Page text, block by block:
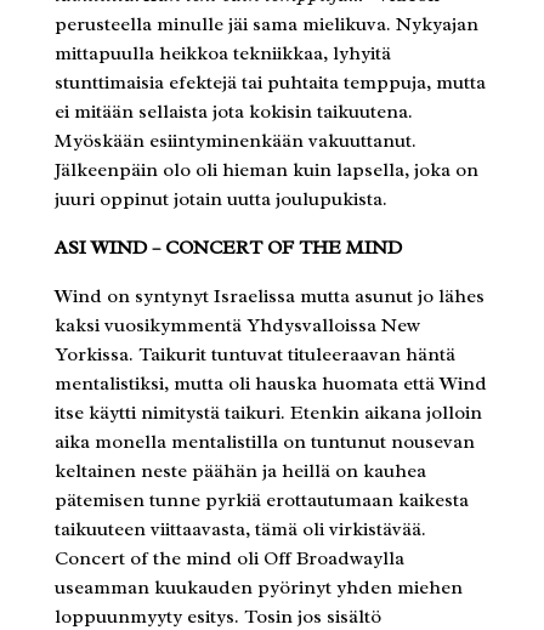
perusteella minulle jäi sama mielikuva. Nykyajan
mittapuulla heikkoa tekniikkaa, lyhyitä
stunttimaisia efektejä tai puhtaita temppuja, mutta
ei mitään sellaista jota kokisin taikuutena.
Myöskään esiintyminenkään vakuuttanut.
Jälkeenpäin olo oli hieman kuin lapsella, joka on
juuri oppinut jotain uutta joulupukista.
ASI WIND – CONCERT OF THE MIND
Wind on syntynyt Israelissa mutta asunut jo lähes
kaksi vuosikymmentä Yhdysvalloissa New
Yorkissa. Taikurit tuntuvat tituleeraavan häntä
mentalistiksi, mutta oli hauska huomata että Wind
itse käytti nimitystä taikuri. Etenkin aikana jolloin
aika monella mentalistilla on tuntunut nousevan
keltainen neste päähän ja heillä on kauhea
pätemisen tunne pyrkiä erottautumaan kaikesta
taikuuteen viittaavasta, tämä oli virkistävää.
Concert of the mind oli Off Broadwaylla
useamman kuukauden pyörinyt yhden miehen
loppuunmyyty esitys. Tosin jos sisältö